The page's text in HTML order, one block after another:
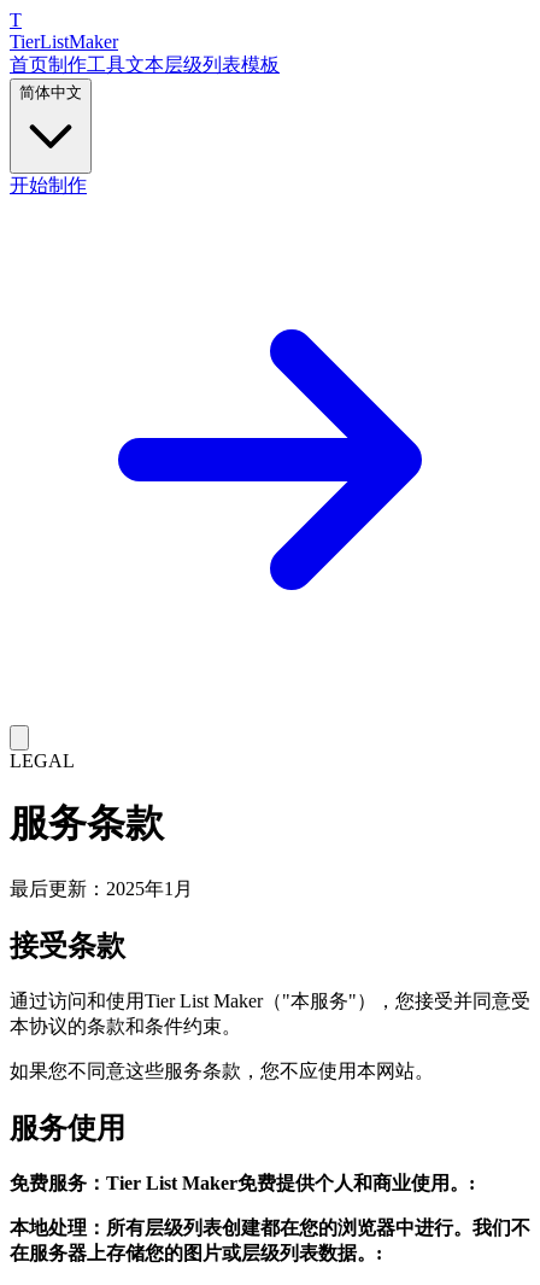
T
TierListMaker
首页制作工具文本层级列表模板
简体中文
开始制作
LEGAL
服务条款
最后更新：2025年1月
接受条款
通过访问和使用Tier List Maker（"本服务"），您接受并同意受
本协议的条款和条件约束。
如果您不同意这些服务条款，您不应使用本网站。
服务使用
免费服务：Tier List Maker免费提供个人和商业使用。:
本地处理：所有层级列表创建都在您的浏览器中进行。我们不
在服务器上存储您的图片或层级列表数据。: